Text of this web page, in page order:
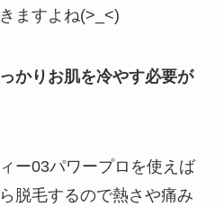
ますよね(>_<)
かりお肌を冷やす必要が
ー03パワープロを使えば
脱毛するので熱さや痛み